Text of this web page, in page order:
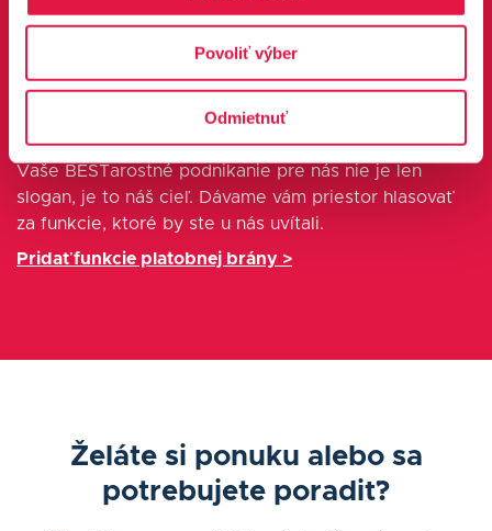
Povoliť výber
Odmietnuť
Prispôsobte platobnú bránu svojim
potrebám
Vaše BESTarostné podnikanie pre nás nie je len
slogan, je to náš cieľ. Dávame vám priestor hlasovať
za funkcie, ktoré by ste u nás uvítali.
Pridať funkcie platobnej brány >
Želáte si ponuku alebo sa
potrebujete poradiť?